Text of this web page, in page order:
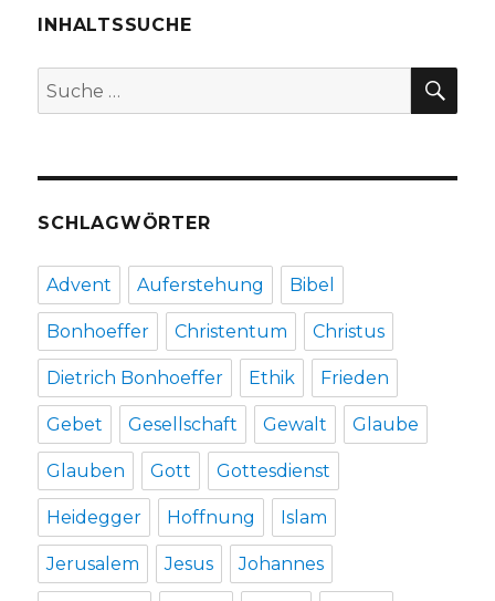
Rezension
Christoph
Welver
INHALTSSUCHE
Suche
nach:
SCHLAGWÖRTER
Advent Auferstehung Bibel
Bonhoeffer Christentum Christus
Dietrich Bonhoeffer Ethik Frieden
Gebet Gesellschaft Gewalt Glaube
Glauben Gott Gottesdienst
Heidegger Hoffnung Islam
Jerusalem Jesus Johannes